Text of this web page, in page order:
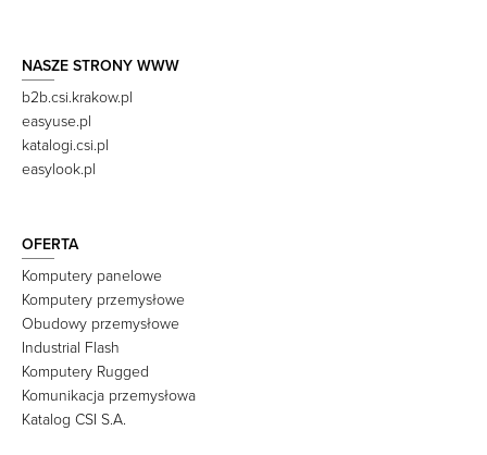
NASZE STRONY WWW
b2b.csi.krakow.pl
easyuse.pl
katalogi.csi.pl
easylook.pl
OFERTA
Komputery panelowe
Komputery przemysłowe
Obudowy przemysłowe
Industrial Flash
Komputery Rugged
Komunikacja przemysłowa
Katalog CSI S.A.